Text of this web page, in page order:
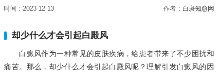
时间：2023-12-13 作者： 白斑知愈网
却少什么才会引起白殿风
白癜风作为一种常见的皮肤疾病，给患者带来了不少困扰和
痛苦。那么，却少什么才会引起白殿风呢？理解引发白癜风的因